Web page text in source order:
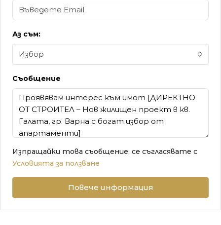
Аз съм:
Избор
Съобщение
Изпращайки това съобщение, се съгласявате с
Условията за ползване
Повече информация